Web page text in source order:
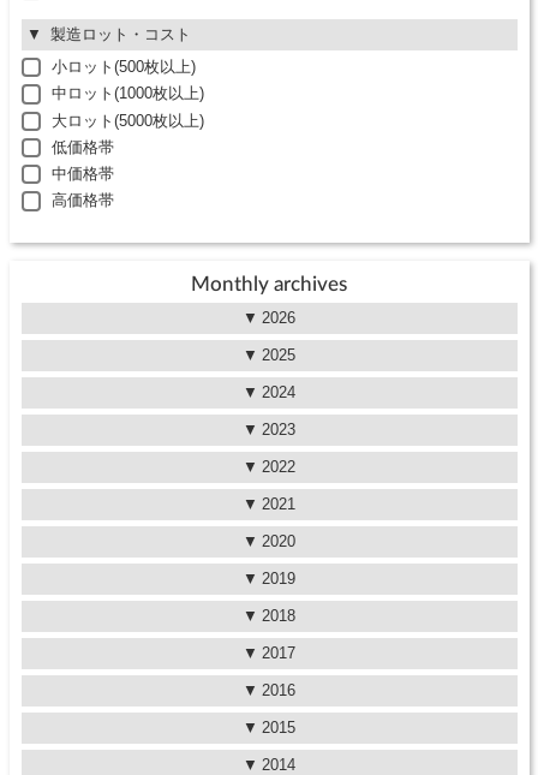
製造ロット・コスト
小ロット(500枚以上)
中ロット(1000枚以上)
大ロット(5000枚以上)
低価格帯
中価格帯
高価格帯
Monthly archives
2026
2025
2024
2023
2022
2021
2020
2019
2018
2017
2016
2015
2014